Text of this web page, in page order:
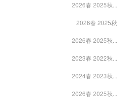
2026春 2025秋...
2026春 2025秋
2026春 2025秋...
2023春 2022秋...
2024春 2023秋...
2026春 2025秋...